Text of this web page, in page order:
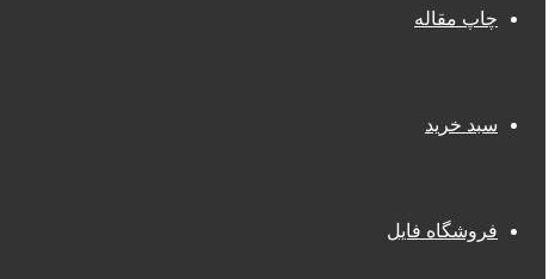
چاپ مقاله
سبد خرید
فروشگاه فایل